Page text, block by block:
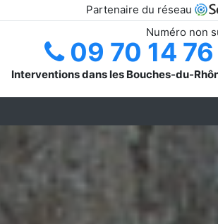
Partenaire du réseau
Numéro non
09 70 14 76
Interventions dans les Bouches-du-